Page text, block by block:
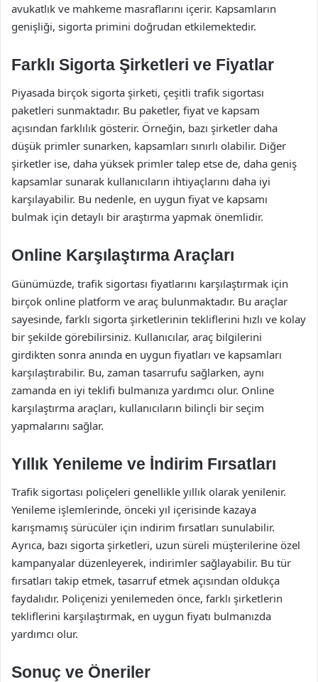
avukatlık ve mahkeme masraflarını içerir. Kapsamların
genişliği, sigorta primini doğrudan etkilemektedir.
Farklı Sigorta Şirketleri ve Fiyatlar
Piyasada birçok sigorta şirketi, çeşitli trafik sigortası
paketleri sunmaktadır. Bu paketler, fiyat ve kapsam
açısından farklılık gösterir. Örneğin, bazı şirketler daha
düşük primler sunarken, kapsamları sınırlı olabilir. Diğer
şirketler ise, daha yüksek primler talep etse de, daha geniş
kapsamlar sunarak kullanıcıların ihtiyaçlarını daha iyi
karşılayabilir. Bu nedenle, en uygun fiyat ve kapsamı
bulmak için detaylı bir araştırma yapmak önemlidir.
Online Karşılaştırma Araçları
Günümüzde, trafik sigortası fiyatlarını karşılaştırmak için
birçok online platform ve araç bulunmaktadır. Bu araçlar
sayesinde, farklı sigorta şirketlerinin tekliflerini hızlı ve kolay
bir şekilde görebilirsiniz. Kullanıcılar, araç bilgilerini
girdikten sonra anında en uygun fiyatları ve kapsamları
karşılaştırabilir. Bu, zaman tasarrufu sağlarken, aynı
zamanda en iyi teklifi bulmanıza yardımcı olur. Online
karşılaştırma araçları, kullanıcıların bilinçli bir seçim
yapmalarını sağlar.
Yıllık Yenileme ve İndirim Fırsatları
Trafik sigortası poliçeleri genellikle yıllık olarak yenilenir.
Yenileme işlemlerinde, önceki yıl içerisinde kazaya
karışmamış sürücüler için indirim fırsatları sunulabilir.
Ayrıca, bazı sigorta şirketleri, uzun süreli müşterilerine özel
kampanyalar düzenleyerek, indirimler sağlayabilir. Bu tür
fırsatları takip etmek, tasarruf etmek açısından oldukça
faydalıdır. Poliçenizi yenilemeden önce, farklı şirketlerin
tekliflerini karşılaştırmak, en uygun fiyatı bulmanızda
yardımcı olur.
Sonuç ve Öneriler